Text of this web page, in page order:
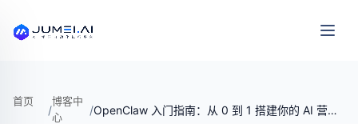
首页
/
博客中
心
/ OpenClaw 入门指南：从 0 到 1 搭建你的 AI 营销智能体